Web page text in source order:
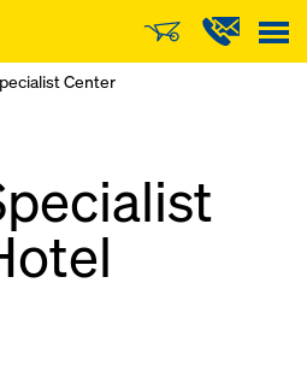
Center